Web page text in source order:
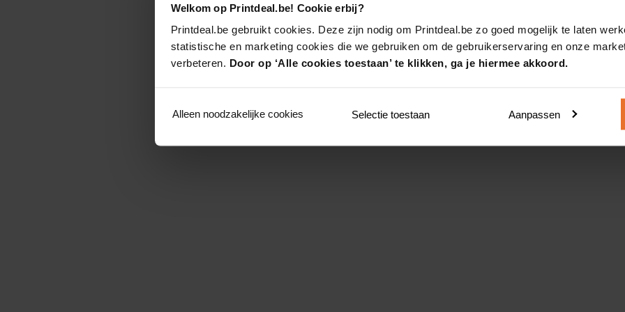
Welkom op Printdeal.be! Cookie erbij?
Printdeal.be gebruikt cookies. Deze zijn nodig om Printdeal.be zo goed mogelijk te laten
statistische en marketing cookies die we gebruiken om de gebruikerservaring en onze
verbeteren. Door op ‘Alle cookies toestaan’ te klikken, ga je hiermee akkoord.
Alleen noodzakelijke cookies Selectie toestaan Aanpassen